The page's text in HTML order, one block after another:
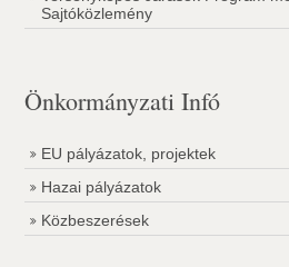
Sajtóközlemény
Önkormányzati Infó
EU pályázatok, projektek
Hazai pályázatok
Közbeszerések